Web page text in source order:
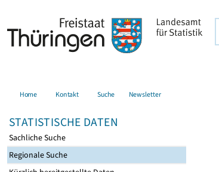
Home Kontakt Suche Newsletter
STATISTISCHE DATEN
Sachliche Suche
Regionale Suche